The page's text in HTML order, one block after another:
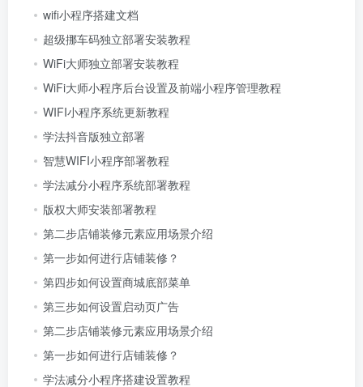
wifi小程序搭建文档
超级挪车码独立部署安装教程
WiFi大师独立部署安装教程
WiFi大师小程序后台设置及前端小程序管理教程
WIFI小程序系统更新教程
学法抖音版独立部署
智慧WIFI小程序部署教程
学法减分小程序系统部署教程
版权大师安装部署教程
第二步店铺装修元素应用场景介绍
第一步如何进行店铺装修？
第四步如何设置商城底部菜单
第三步如何设置启动页广告
第二步店铺装修元素应用场景介绍
第一步如何进行店铺装修？
学法减分小程序搭建设置教程